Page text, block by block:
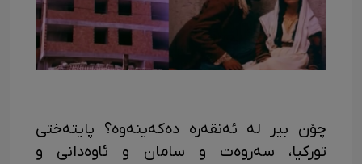
چۆن بیر لە ئەنقەرە دەکەینەوە؟ پایتەختی
تورکیا، سەروەت و سامان و ئاوەدانی و